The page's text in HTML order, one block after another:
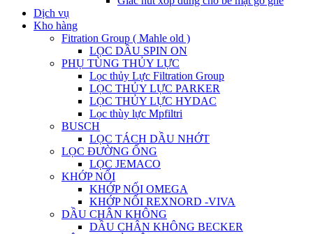
Dịch vụ
Kho hàng
Fitration Group ( Mahle old )
LỌC DẦU SPIN ON
PHỤ TÙNG THỦY LỰC
Lọc thủy Lực Filtration Group
LỌC THỦY LỰC PARKER
LỌC THỦY LỰC HYDAC
Lọc thùy lực Mpfiltri
BUSCH
LỌC TÁCH DẦU NHỚT
LỌC ĐƯỜNG ỐNG
LỌC JEMACO
KHỚP NỐI
KHỚP NỐI OMEGA
KHỚP NỐI REXNORD -VIVA
DẦU CHÂN KHÔNG
DẦU CHÂN KHÔNG BECKER